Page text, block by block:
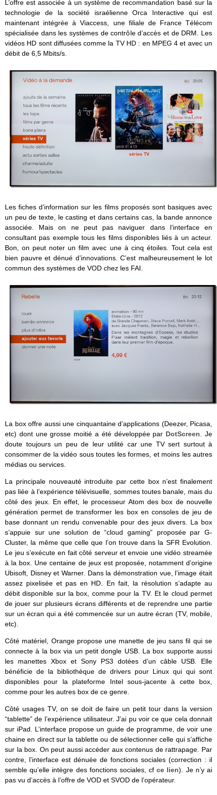
L’offre est associée à un système de recommandation basé sur la
technologie de la société israélienne Orca Interactive qui est
maintenant intégrée à Viaccess, une filiale de France Télécom
spécialisée dans les systèmes de contrôle d’accès et de DRM. Les
vidéos HD sont diffusées comme la TV HD : en MPEG 4 et avec un
débit de 6,5 Mbits/s.
Les fiches d’information sur les films proposés sont basiques avec
un peu de texte, le casting et dans certains cas, la bande annonce
associée. Mais on ne peut pas naviguer dans l’interface en
consultant pas exemple tous les films disponibles liés à un acteur.
Bon, on peut noter un film avec une à cinq étoiles. Tout cela est
bien pauvre et dénué d’innovations. C’est malheureusement le lot
commun des systèmes de VOD chez les FAI.
La box offre aussi une cinquantaine d’applications (Deezer, Picasa,
etc) dont une grosse moitié a été développée par DotScreen . Je
doute toujours un peu de leur utilité car une TV sert surtout à
consommer de la vidéo sous toutes les formes, et moins les autres
médias ou services.
La principale nouveauté introduite par cette box n’est finalement
pas liée à l’expérience télévisuelle, sommes toutes banale, mais du
côté des jeux. En effet, le processeur Atom des box de nouvelle
génération permet de transformer les box en consoles de jeu de
base donnant un rendu convenable pour des jeux divers. La box
s’appuie sur une solution de “cloud gaming” proposée par G-
Cluster, la même que celle que l’on trouve dans la SFR Evolution.
Le jeu s’exécute en fait côté serveur et envoie une vidéo streamée
à la box. Une centaine de jeux est proposée, notamment d’origine
Ubisoft, Disney et Warner. Dans la démonstration vue, l’image était
assez pixelisée et pas en HD. En fait, la résolution s’adapte au
débit disponible sur la box, comme pour la TV. Et le cloud permet
de jouer sur plusieurs écrans différents et de reprendre une partie
sur un écran qui a été commencée sur un autre écran (TV, mobile,
etc).
Côté matériel, Orange propose une manette de jeu sans fil qui se
connecte à la box via un petit dongle USB. La box supporte aussi
les manettes Xbox et Sony PS3 dotées d’un câble USB. Elle
bénéficie de la bibliothèque de drivers pour Linux qui qui sont
disponibles pour la plateforme Intel sous-jacente à cette box,
comme pour les autres box de ce genre.
Côté usages TV, on se doit de faire un petit tour dans la version
“tablette” de l’expérience utilisateur. J’ai pu voir ce que cela donnait
sur iPad. L’interface propose un guide de programme, de voir une
chaine en direct sur la tablette ou de sélectionner celle qui s’affiche
sur la box. On peut aussi accéder aux contenus de rattrapage. Par
contre, l’interface est dénuée de fonctions sociales (correction : il
semble qu’elle intègre des fonctions sociales, cfce lien). Je n’y ai
pas vu d’accès à l’offre de VOD et SVOD de l’opérateur.